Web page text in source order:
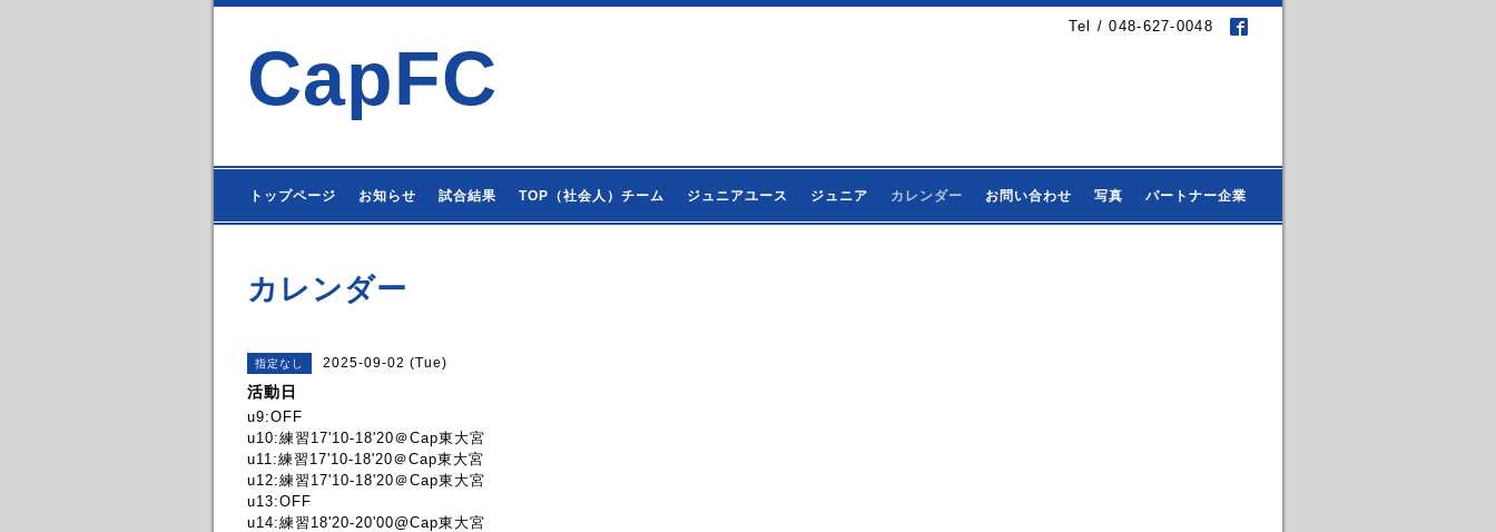
Tel / 048-627-0048
CapFC
トップページ お知らせ 試合結果 TOP（社会人）チーム ジュニアユース ジュニア カレンダー お問い合わせ 写真 パートナー企業
カレンダー
指定なし 2025-09-02 (Tue)
活動日
u9:OFF
u10:練習17'10-18'20＠Cap東大宮
u11:練習17'10-18'20＠Cap東大宮
u12:練習17'10-18'20＠Cap東大宮
u13:OFF
u14:練習18'20-20'00@Cap東大宮